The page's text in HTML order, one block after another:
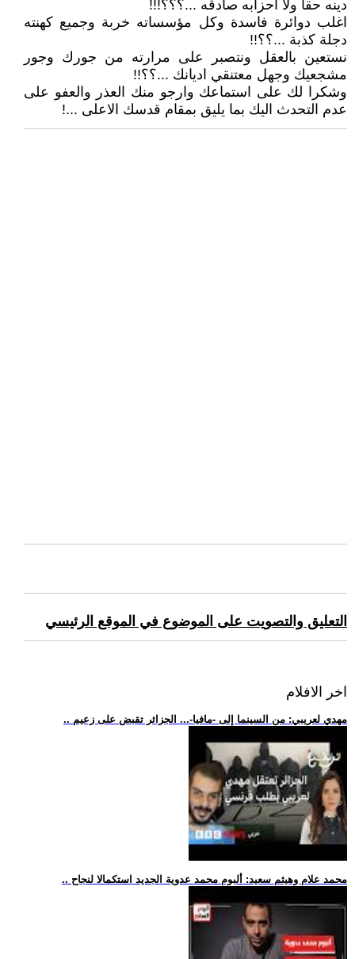
دينه حقا ولا احزابه صادقه ...؟؟؟!!!
‏اغلب دوائرة فاسدة وكل مؤسساته خربة وجميع كهنته
دجلة كذبة ...؟؟!!
‏نستعين بالعقل ونتصبر على مرارته من جورك وجور
مشجعيك وجهل معتنقي اديانك ...؟؟!!
‏وشكرا لك على استماعك وارجو منك العذر والعفو على
عدم التحدث اليك بما يليق بمقام قدسك الاعلى ...!
التعليق والتصويت على الموضوع في الموقع الرئيسي
اخر الافلام
.. مهدي لعريبي: من السينما إلى -مافيا-... الجزائر تقبض على زعيم
.. محمد علام وهيثم سعيد: ألبوم محمد عدوية الجديد استكمالا لنجاح